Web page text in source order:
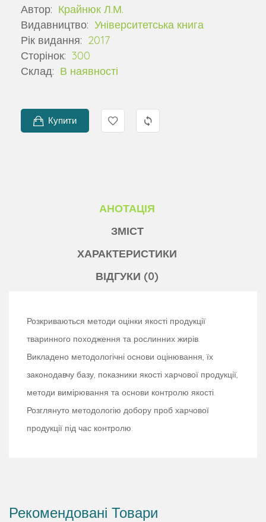
Автор: Крайнюк Л.М.
Видавництво: Університетська книга
Рік видання: 2017
Сторінок: 300
Склад: В наявності
Купити
АНОТАЦІЯ
ЗМІСТ
ХАРАКТЕРИСТИКИ
ВІДГУКИ (0)
Розкриваються методи оцінки якості продукції
тваринного походження та рослинних жирів.
Викладено методологічні основи оцінювання, їх
законодавчу базу, показники якості харчової продукції,
методи вимірювання та основи контролю якості.
Розглянуто методологію добору проб харчової
продукції під час контролю.
Рекомендовані Товари